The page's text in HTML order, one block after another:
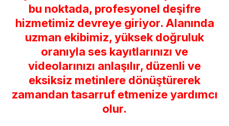
bu noktada, profesyonel deşifre
hizmetimiz devreye giriyor. Alanında
uzman ekibimiz, yüksek doğruluk
oranıyla ses kayıtlarınızı ve
videolarınızı anlaşılır, düzenli ve
eksiksiz metinlere dönüştürerek
zamandan tasarruf etmenize yardımcı
olur.